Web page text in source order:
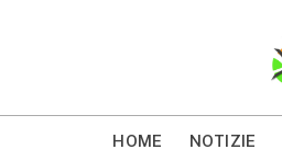
HOME NOTIZIE